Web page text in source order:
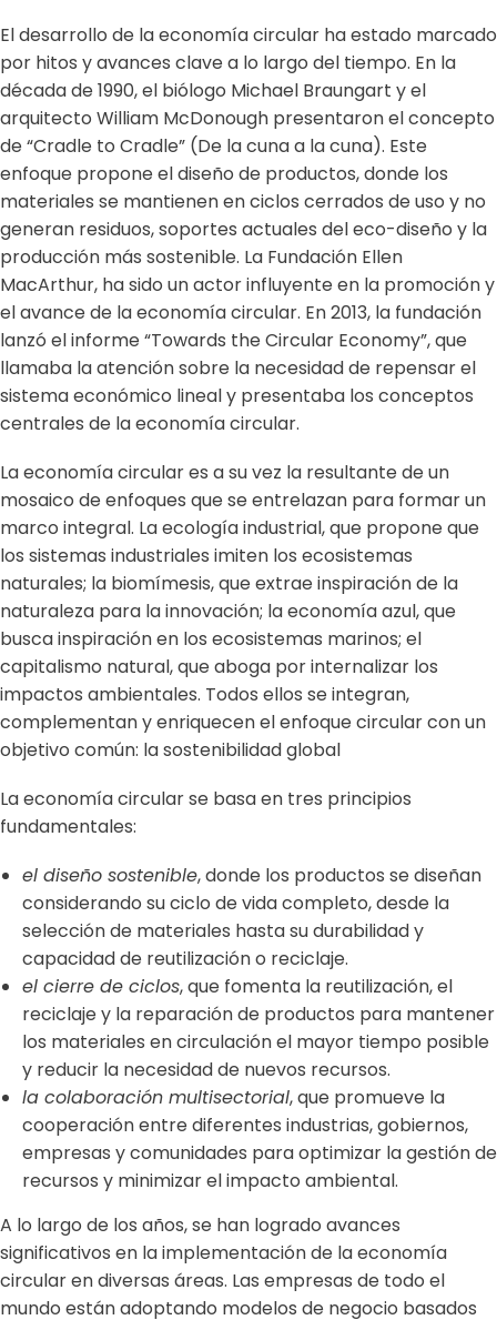
El desarrollo de la economía circular ha estado marcado
por hitos y avances clave a lo largo del tiempo. En la
década de 1990, el biólogo Michael Braungart y el
arquitecto William McDonough presentaron el concepto
de “Cradle to Cradle” (De la cuna a la cuna). Este
enfoque propone el diseño de productos, donde los
materiales se mantienen en ciclos cerrados de uso y no
generan residuos, soportes actuales del eco-diseño y la
producción más sostenible. La Fundación Ellen
MacArthur, ha sido un actor influyente en la promoción y
el avance de la economía circular. En 2013, la fundación
lanzó el informe “Towards the Circular Economy”, que
llamaba la atención sobre la necesidad de repensar el
sistema económico lineal y presentaba los conceptos
centrales de la economía circular.
La economía circular es a su vez la resultante de un
mosaico de enfoques que se entrelazan para formar un
marco integral. La ecología industrial, que propone que
los sistemas industriales imiten los ecosistemas
naturales; la biomímesis, que extrae inspiración de la
naturaleza para la innovación; la economía azul, que
busca inspiración en los ecosistemas marinos; el
capitalismo natural, que aboga por internalizar los
impactos ambientales. Todos ellos se integran,
complementan y enriquecen el enfoque circular con un
objetivo común: la sostenibilidad global
La economía circular se basa en tres principios
fundamentales:
el diseño sostenible, donde los productos se diseñan
considerando su ciclo de vida completo, desde la
selección de materiales hasta su durabilidad y
capacidad de reutilización o reciclaje.
el cierre de ciclos, que fomenta la reutilización, el
reciclaje y la reparación de productos para mantener
los materiales en circulación el mayor tiempo posible
y reducir la necesidad de nuevos recursos.
la colaboración multisectorial, que promueve la
cooperación entre diferentes industrias, gobiernos,
empresas y comunidades para optimizar la gestión de
recursos y minimizar el impacto ambiental.
A lo largo de los años, se han logrado avances
significativos en la implementación de la economía
circular en diversas áreas. Las empresas de todo el
mundo están adoptando modelos de negocio basados